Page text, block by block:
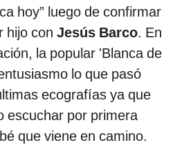
hoy” luego de confirmar
hijo con Jesús Barco. En
la popular 'Blanca de
lo que pasó
ecografías ya que
escuchar por primera
que viene en camino.